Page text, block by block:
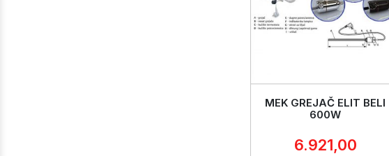
MEK GREJAČ ELIT BELI
600W
6.921,00